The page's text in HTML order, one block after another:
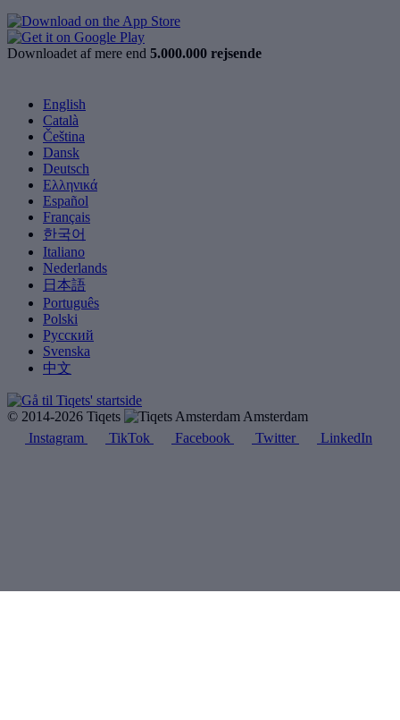
Downloadet af mere end 5.000.000 rejsende
English
Català
Čeština
Dansk
Deutsch
Ελληνικά
Español
Français
한국어
Italiano
Nederlands
日本語
Português
Polski
Русский
Svenska
中文
© 2014-2026 Tiqets
Amsterdam
Instagram
TikTok Facebook Twitter LinkedIn